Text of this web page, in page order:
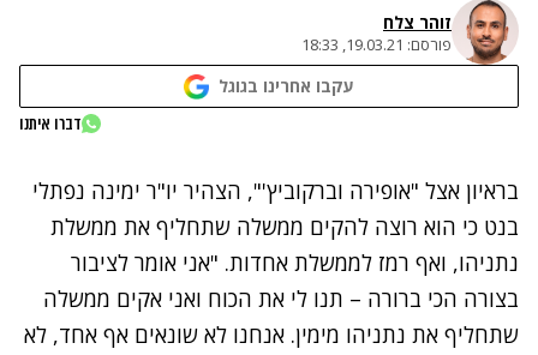
זוהר צלח
פורסם: 19.03.21, 18:33
עקבו אחרינו בגוגל
נתקלנו בבעיה
דברו איתנו
בראיון אצל "אופירה וברקוביץ'", הצהיר יו"ר ימינה נפתלי
בנט כי הוא רוצה להקים ממשלה שתחליף את ממשלת
נתניהו, ואף רמז לממשלת אחדות. "אני אומר לציבור
בצורה הכי ברורה – תנו לי את הכוח ואני אקים ממשלה
שתחליף את נתניהו מימין. אנחנו לא שונאים אף אחד, לא